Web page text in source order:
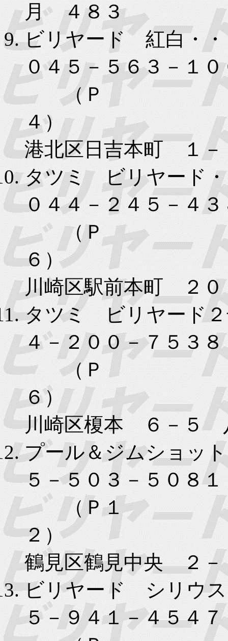
月 ４８３
ビリヤード 紅白・
０４５－５６３－１
（Ｐ
４）
港北区日吉本町 １－
タツミ ビリヤード
０４４－２４５－４３
（Ｐ
６）
川崎区駅前本町 ２０
タツミ ビリヤード
４－２００－７５３８
（Ｐ
６）
川崎区榎本 ６－５
プール＆ジムショッ
５－５０３－５０８１
（Ｐ１
２）
鶴見区鶴見中央 ２－
ビリヤード シリウ
５－９４１－４５４７